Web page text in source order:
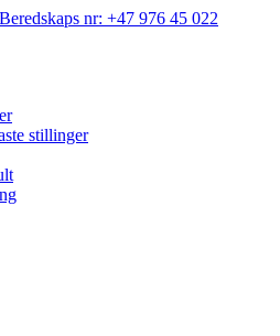
Beredskaps nr: +47 976 45 022
stillinger